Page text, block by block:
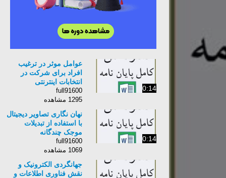
0:14
عوامل موثر در ترغیب
افراد برای شرکت در
انتخابات اینترنتی
full91600
1295 مشاهده
0:14
نهان نگاری تصاویر دیجیتال
با استفاده از تبدیلات
موجک چندگانه
full91600
1069 مشاهده
جهانگردی الکترونیک و
نقش فناوری اطلاعات و